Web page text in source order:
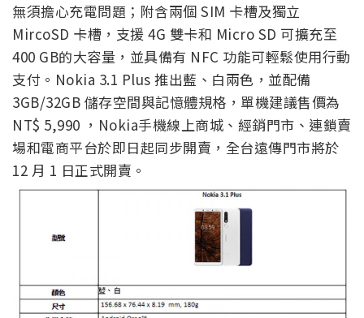
無須擔心充電問題；附含兩個 SIM 卡槽及獨立
MircoSD 卡槽，支援 4G 雙卡和 Micro SD 可擴充至
400 GB的大容量，並具備有 NFC 功能可輕鬆使用行動
支付。Nokia 3.1 Plus 推出藍、白兩色，並配備
3GB/32GB 儲存空間與記憶體規格，單機建議售價為
NT$ 5,990 ，Nokia手機線上商城、經銷門市、連鎖賣
場和電商平台於即日起同步開賣，全台遠傳門市將於
12 月 1 日正式開賣。